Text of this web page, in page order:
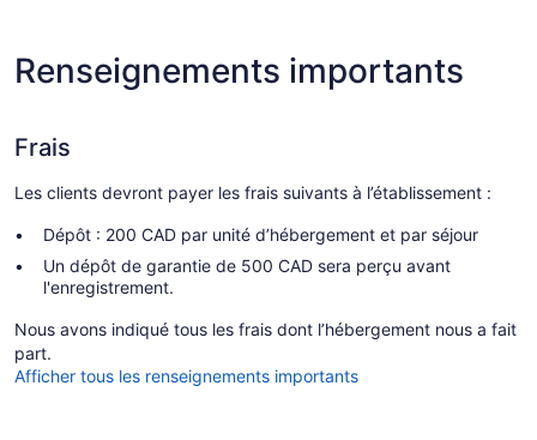
Renseignements importants
Frais
Les clients devront payer les frais suivants à l’établissement :
Dépôt : 200 CAD par unité d’hébergement et par séjour
Un dépôt de garantie de 500 CAD sera perçu avant
l'enregistrement.
Nous avons indiqué tous les frais dont l’hébergement nous a fait
part.
Afficher tous les renseignements importants